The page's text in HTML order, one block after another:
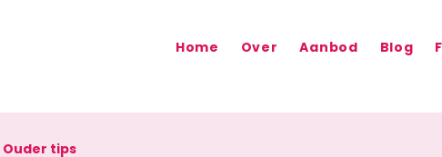
Home Over Aanbod Blog
Ouder tips